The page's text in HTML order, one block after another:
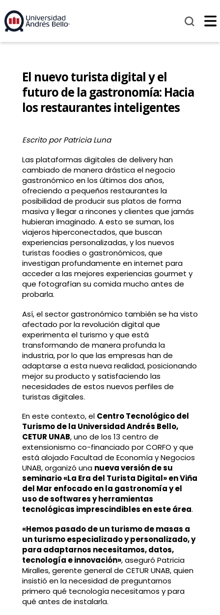
El nuevo turista digital y el
futuro de la gastronomía: Hacia
los restaurantes inteligentes
Escrito por Patricia Luna
Las plataformas digitales de delivery han
cambiado de manera drástica el negocio
gastronómico en los últimos dos años,
ofreciendo a pequeños restaurantes la
posibilidad de producir sus platos de forma
masiva y llegar a rincones y clientes que jamás
hubieran imaginado. A esto se suman, los
viajeros hiperconectados, que buscan
experiencias personalizadas, y los nuevos
turistas foodies o gastronómicos, que
investigan profundamente en internet para
acceder a las mejores experiencias gourmet y
que fotografían su comida mucho antes de
probarla.
Así, el sector gastronómico también se ha visto
afectado por la revolución digital que
experimenta el turismo y que está
transformando de manera profunda la
industria, por lo que las empresas han de
adaptarse a esta nueva realidad, posicionando
mejor su producto y satisfaciendo las
necesidades de estos nuevos perfiles de
turistas digitales.
En este contexto, el Centro Tecnológico del
Turismo de la Universidad Andrés Bello,
CETUR UNAB, uno de los 13 centro de
extensionismo co-financiado por CORFO y que
está alojado Facultad de Economía y Negocios
UNAB, organizó una nueva versión de su
seminario «La Era del Turista Digital» en Viña
del Mar enfocado en la gastronomía y el
uso de softwares y herramientas
tecnológicas imprescindibles en este área.
«Hemos pasado de un turismo de masas a
un turismo especializado y personalizado, y
para adaptarnos necesitamos, datos,
tecnología e innovación», aseguró Patricia
Miralles, gerente general de CETUR UNAB, quien
insistió en la necesidad de preguntarnos
primero qué tecnología necesitamos y para
qué antes de instalarla.